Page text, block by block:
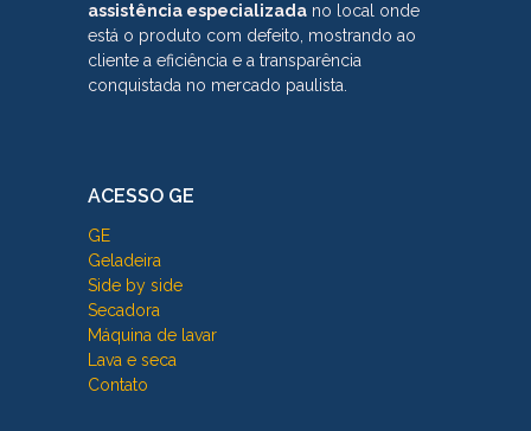
assistência especializada no local onde
está o produto com defeito, mostrando ao
cliente a eficiência e a transparência
conquistada no mercado paulista.
ACESSO GE
GE
Geladeira
Side by side
Secadora
Máquina de lavar
Lava e seca
Contato